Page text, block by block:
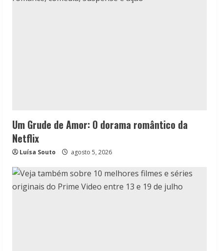
Um Grude de Amor: O dorama romântico da
Netflix
Luísa Souto agosto 5, 2026